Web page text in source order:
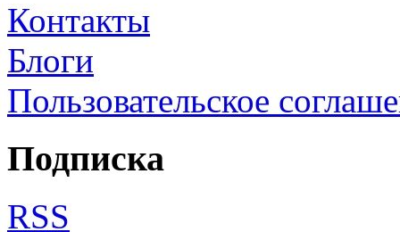
Контакты
Блоги
Пользовательское
Подписка
RSS